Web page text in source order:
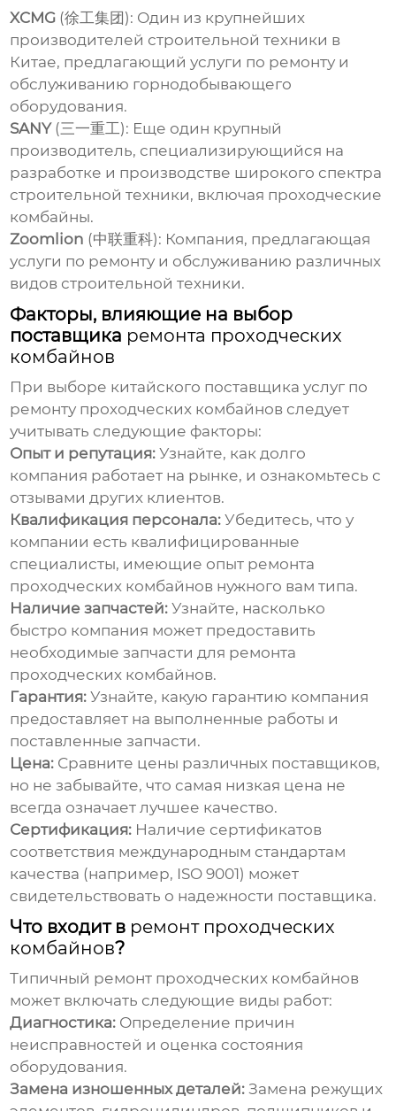
XCMG (徐工集团): Один из крупнейших
производителей строительной техники в
Китае, предлагающий услуги по ремонту и
обслуживанию горнодобывающего
оборудования.
SANY(三一重工): Еще один крупный
производитель, специализирующийся на
разработке и производстве широкого спектра
строительной техники, включая проходческие
комбайны.
Zoomlion (中联重科): Компания, предлагающая
услуги по ремонту и обслуживанию различных
видов строительной техники.
Факторы, влияющие на выбор
поставщика ремонта проходческих
комбайнов
При выборе китайского поставщика услуг по
ремонту проходческих комбайнов следует
учитывать следующие факторы:
Опыт и репутация: Узнайте, как долго
компания работает на рынке, и ознакомьтесь с
отзывами других клиентов.
Квалификация персонала: Убедитесь, что у
компании есть квалифицированные
специалисты, имеющие опыт ремонта
проходческих комбайнов нужного вам типа.
Наличие запчастей: Узнайте, насколько
быстро компания может предоставить
необходимые запчасти для ремонта
проходческих комбайнов.
Гарантия: Узнайте, какую гарантию компания
предоставляет на выполненные работы и
поставленные запчасти.
Цена: Сравните цены различных поставщиков,
но не забывайте, что самая низкая цена не
всегда означает лучшее качество.
Сертификация: Наличие сертификатов
соответствия международным стандартам
качества (например, ISO 9001) может
свидетельствовать о надежности поставщика.
Что входит в ремонт проходческих
комбайнов?
Типичный ремонт проходческих комбайнов
может включать следующие виды работ:
Диагностика: Определение причин
неисправностей и оценка состояния
оборудования.
Замена изношенных деталей: Замена режущих